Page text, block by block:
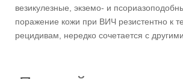
везикулезные, экземо- и
поражение кожи при ВИЧ резистентно к
рецидивам, нередко сочетается с